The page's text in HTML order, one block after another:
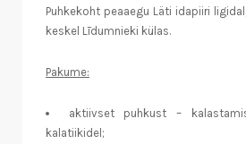
Puhkekoht peaaegu Läti idapiiri
keskel Līdumnieki külas.
Pakume:
aktiivset puhkust –
kalatiikidel;